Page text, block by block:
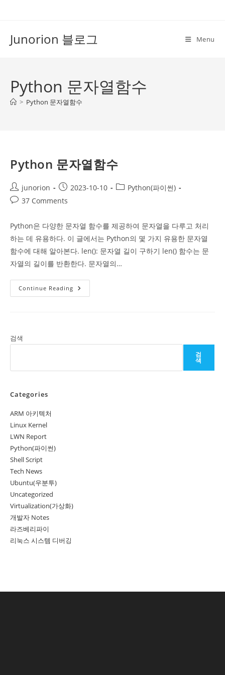
Junorion 블로그 Menu
Python 문자열함수
> Python 문자열함수
Python 문자열함수
Post
author:
junorion
Post
published:
2023-10-10
PostPython(파이썬)
Post37 Comments
Python은 다양한 문자열 함수를 제공하여 문자열을 다루고 처리
하는 데 유용하다. 이 글에서는 Python의 몇 가지 유용한 문자열
함수에 대해 알아본다. len(): 문자열 길이 구하기 len() 함수는 문
자열의 길이를 반환한다. 문자열의…
Continue Reading Python
문
검색
검
색
Categories
ARM 아키텍처
Linux Kernel
LWN Report
Python(파이썬)
Shell Script
Tech News
Ubuntu(우분투)
Uncategorized
Virtualization(가상화)
개발자 Notes
라즈베리파이
리눅스 시스템 디버깅